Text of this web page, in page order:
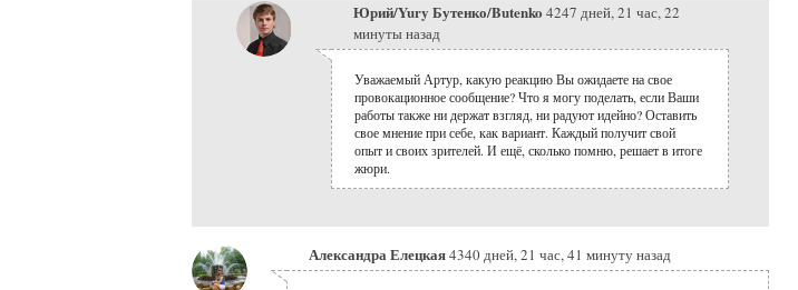
Юрий/Yury Бутенко/Butenko 4247 дней, 21 час, 22
минуты назад
Уважаемый Артур, какую реакцию Вы ожидаете на свое
провокационное сообщение? Что я могу поделать, если Ваши
работы также ни держат взгляд, ни радуют идейно? Оставить
свое мнение при себе, как вариант. Каждый получит свой
опыт и своих зрителей. И ещё, сколько помню, решает в итоге
жюри.
Александра Елецкая4340 дней, 21 час, 41 минуту назад